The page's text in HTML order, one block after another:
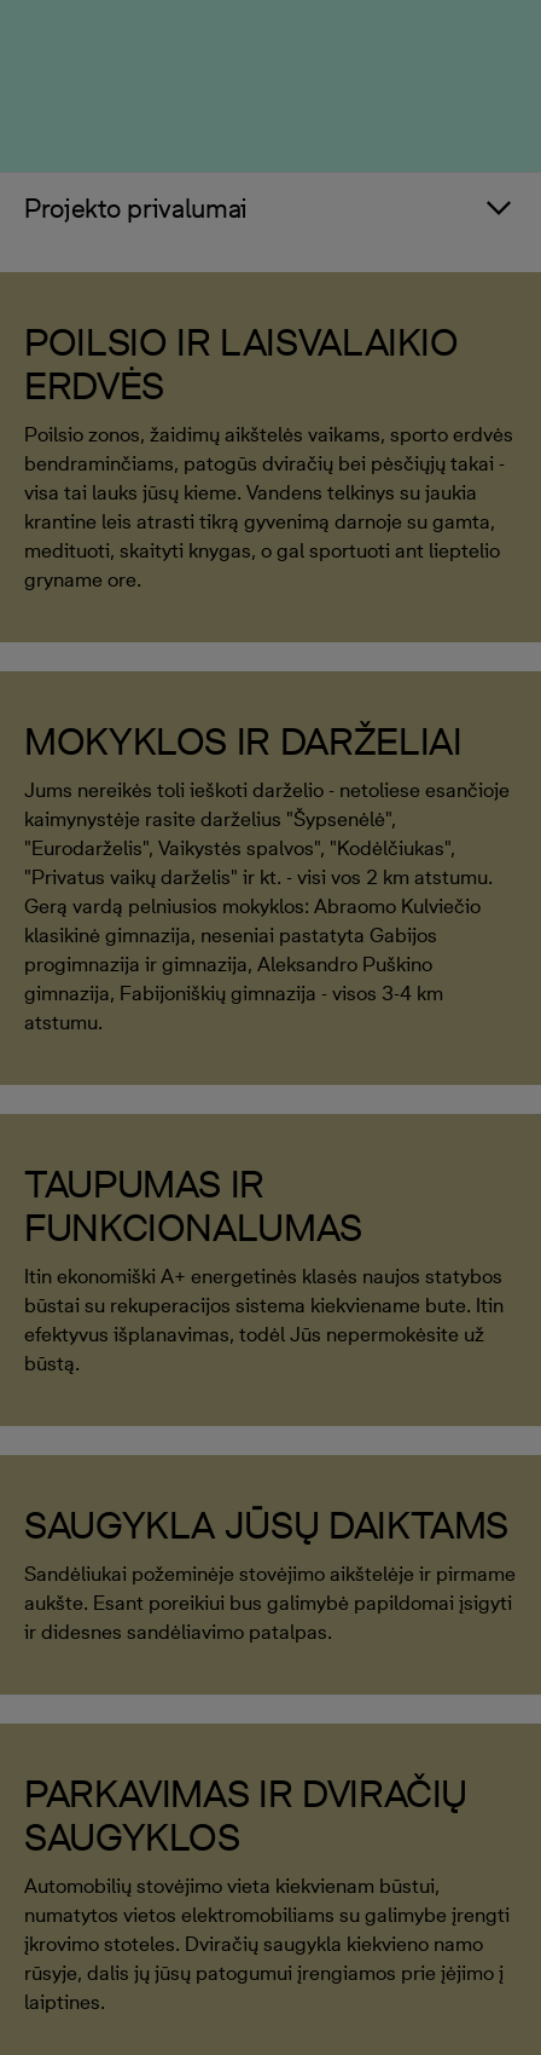
Projekto privalumai
POILSIO IR LAISVALAIKIO
ERDVĖS
Poilsio zonos, žaidimų aikštelės vaikams, sporto erdvės
bendraminčiams, patogūs dviračių bei pėsčiųjų takai -
visa tai lauks jūsų kieme. Vandens telkinys su jaukia
krantine leis atrasti tikrą gyvenimą darnoje su gamta,
medituoti, skaityti knygas, o gal sportuoti ant lieptelio
gryname ore.
MOKYKLOS IR DARŽELIAI
Jums nereikės toli ieškoti darželio - netoliese esančioje
kaimynystėje rasite darželius "Šypsenėlė",
"Eurodarželis", Vaikystės spalvos", "Kodėlčiukas",
"Privatus vaikų darželis" ir kt. - visi vos 2 km atstumu.
Gerą vardą pelniusios mokyklos: Abraomo Kulviečio
klasikinė gimnazija, neseniai pastatyta Gabijos
progimnazija ir gimnazija, Aleksandro Puškino
gimnazija, Fabijoniškių gimnazija - visos 3-4 km
atstumu.
TAUPUMAS IR
FUNKCIONALUMAS
Itin ekonomiški A+ energetinės klasės naujos statybos
būstai su rekuperacijos sistema kiekviename bute. Itin
efektyvus išplanavimas, todėl Jūs nepermokėsite už
būstą.
SAUGYKLA JŪSŲ DAIKTAMS
Sandėliukai požeminėje stovėjimo aikštelėje ir pirmame
aukšte. Esant poreikiui bus galimybė papildomai įsigyti
ir didesnes sandėliavimo patalpas.
PARKAVIMAS IR DVIRAČIŲ
SAUGYKLOS
Automobilių stovėjimo vieta kiekvienam būstui,
numatytos vietos elektromobiliams su galimybe įrengti
įkrovimo stoteles. Dviračių saugykla kiekvieno namo
rūsyje, dalis jų jūsų patogumui įrengiamos prie įėjimo į
laiptines.